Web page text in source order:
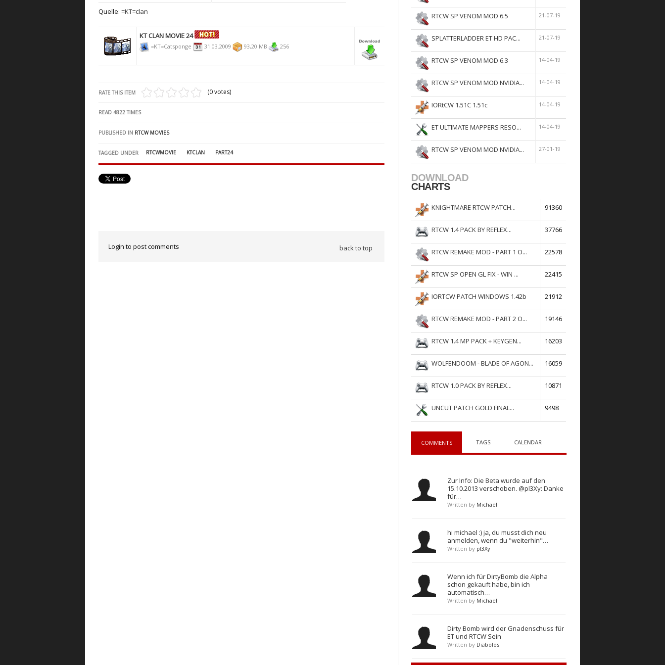
Quelle: =KT=clan
KT CLAN MOVIE 24
=KT=Catsponge 31.03.2009 93,20 MB 256
RATE THIS ITEM (0 votes)
READ 4822 TIMES
PUBLISHED IN RTCW MOVIES
TAGGED UNDER RTCWMOVIE KTCLAN PART24
Login to post comments back to top
RTCW SP VENOM MOD 6.5 21-07-19
SPLATTERLADDER ET HD PAC... 21-07-19
RTCW SP VENOM MOD 6.3 14-04-19
RTCW SP VENOM MOD NVIDIA... 14-04-19
IORtCW 1.51C 1.51c 14-04-19
ET ULTIMATE MAPPERS RESO... 14-04-19
RTCW SP VENOM MOD NVIDIA... 27-01-19
DOWNLOAD
CHARTS
KNIGHTMARE RTCW PATCH... 91360
RTCW 1.4 PACK BY REFLEX... 37766
RTCW REMAKE MOD - PART 1 O... 22578
RTCW SP OPEN GL FIX - WIN ... 22415
IORTCW PATCH WINDOWS 1.42b 21912
RTCW REMAKE MOD - PART 2 O... 19146
RTCW 1.4 MP PACK + KEYGEN... 16203
WOLFENDOOM - BLADE OF AGON... 16059
RTCW 1.0 PACK BY REFLEX... 10871
UNCUT PATCH GOLD FINAL... 9498
COMMENTS TAGS CALENDAR
Zur Info: Die Beta wurde auf den
15.10.2013 verschoben. @pl3Xy: Danke
für…
Written by Michael
hi michael :) ja, du musst dich neu
anmelden, wenn du "weiterhin"…
Written by pl3Xy
Wenn ich für DirtyBomb die Alpha
schon gekauft habe, bin ich
automatisch…
Written by Michael
Dirty Bomb wird der Gnadenschuss für
ET und RTCW Sein
Written by Diabolos